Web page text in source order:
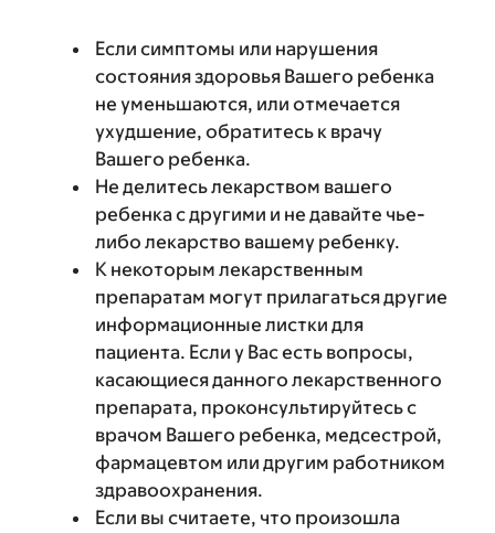
Если симптомы или нарушения
состояния здоровья Вашего ребенка
не уменьшаются, или отмечается
ухудшение, обратитесь к врачу
Вашего ребенка.
Не делитесь лекарством вашего
ребенка с другими и не давайте чье-
либо лекарство вашему ребенку.
К некоторым лекарственным
препаратам могут прилагаться другие
информационные листки для
пациента. Если у Вас есть вопросы,
касающиеся данного лекарственного
препарата, проконсультируйтесь с
врачом Вашего ребенка, медсестрой,
фармацевтом или другим работником
здравоохранения.
Если вы считаете, что произошла